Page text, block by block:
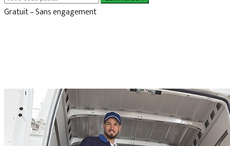
Gratuit – Sans engagement